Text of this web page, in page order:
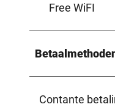
Free WiFI
Contante